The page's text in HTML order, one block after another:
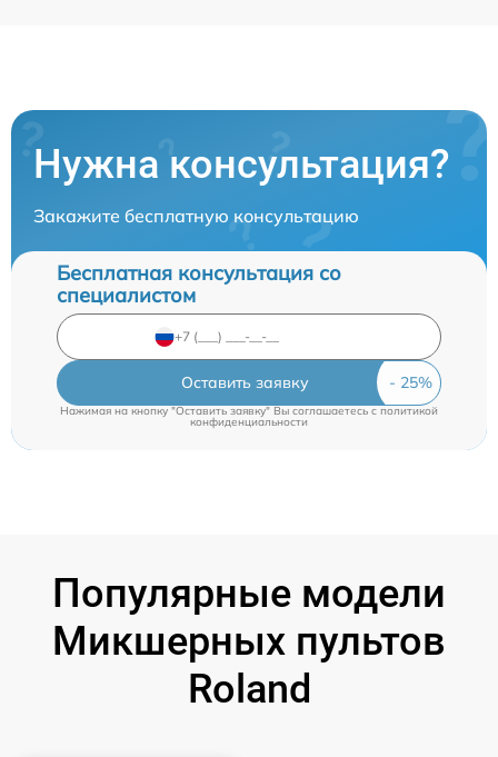
Нужна консультация?
Закажите бесплатную консультацию
Бесплатная консультация со
специалистом
Оставить заявку
Нажимая на кнопку "Оставить заявку" Вы соглашаетесь cполитикой
конфиденциальности
Популярные модели
Микшерных пультов
Roland